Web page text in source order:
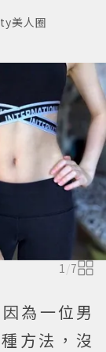
美人圈
1 /7
為一位男
方法，沒